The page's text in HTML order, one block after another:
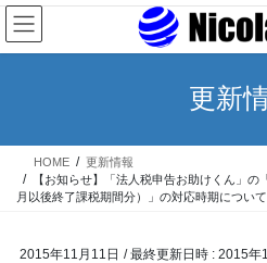
コ
ン
テ
ス
ナ
ビ
ゲ
ン
更新
HOME
更新情報
【お知らせ】「法人税申告お助けくん」
月以後終了課税期間分）」の対応時期について
2015年11月11日 / 最終更新日時 : 2015年